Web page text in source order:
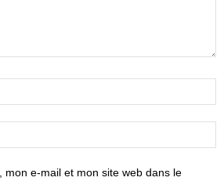
mon e-mail et mon site web dans le